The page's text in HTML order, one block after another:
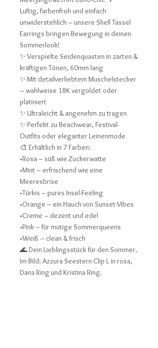
Luftig, farbenfroh und einfach
unwiderstehlich – unsere Shell Tassel
Earrings bringen Bewegung in deinen
Sommerlook!
✨ Verspielte Seidenquasten in zarten &
kräftigen Tönen, 60mm lang
✨ Mit detailverliebtem Muschelstecker
– wahlweise 18K vergoldet oder
platiniert
✨ Ultraleicht & angenehm zu tragen
✨ Perfekt zu Beachwear, Festival-
Outfits oder eleganter Leinenmode
🎨 Erhältlich in 7 Farben:
•Rosa – süß wie Zuckerwatte
•Mint – erfrischend wie eine
Meeresbrise
•Türkis – pures Insel-Feeling
•Orange – ein Hauch von Sunset-Vibes
•Creme – dezent und edel
•Pink – für mutige Sommerqueens
•Weiß – clean & frisch
🌊 Dein Lieblingsstück für den Sommer.
Im Bild: Azzura Seestern Clip L in rosa,
Dana Ring und Kristina Ring.